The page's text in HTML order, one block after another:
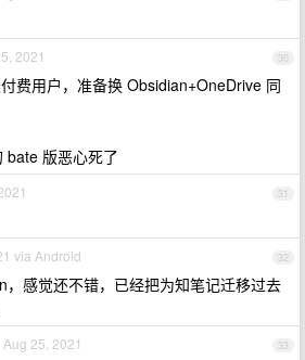
30
2021
费用户，准备换 Obsidian+OneDrive 同
bate 版恶心死了
31
32
via Android
，感觉还不错，已经把为知笔记迁移过去
33
Aug 25, 2021